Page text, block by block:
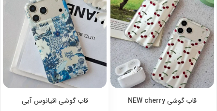
قاب گوشی NEW cherry قاب گوشی اقیانوس آبی